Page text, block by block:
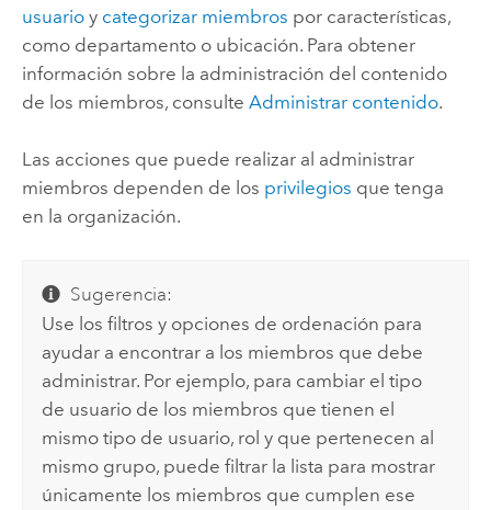
usuarioy categorizar miembros por características,
como departamento o ubicación. Para obtener
información sobre la administración del contenido
de los miembros, consulte Administrar contenido.
Las acciones que puede realizar al administrar
miembros dependen de los privilegios que tenga
en la organización.
Sugerencia:
Use los filtros y opciones de ordenación para
ayudar a encontrar a los miembros que debe
administrar. Por ejemplo, para cambiar el tipo
de usuario de los miembros que tienen el
mismo tipo de usuario, rol y que pertenecen al
mismo grupo, puede filtrar la lista para mostrar
únicamente los miembros que cumplen ese